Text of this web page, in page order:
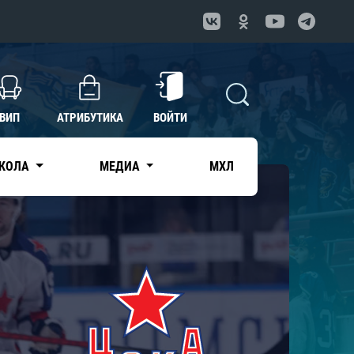
ВИП АТРИБУТИКА ВОЙТИ
МЕДИА МХЛ